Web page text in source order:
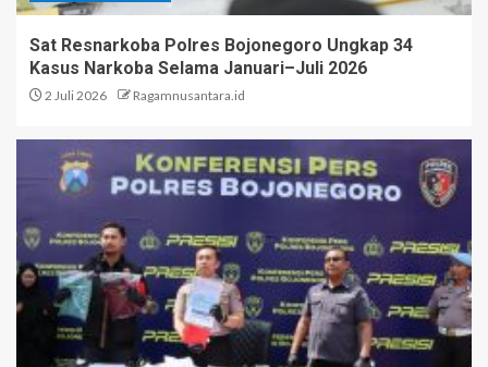
Sat Resnarkoba Polres Bojonegoro Ungkap 34
Kasus Narkoba Selama Januari–Juli 2026
2 Juli 2026 Ragamnusantara.id